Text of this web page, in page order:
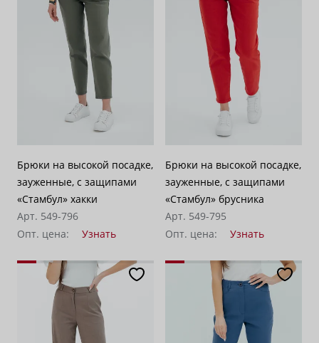
Брюки на высокой посадке,
зауженные, с защипами
«Стамбул» хакки
Арт. 549-796
Опт. цена:
Узнать
Брюки на высокой посадке,
зауженные, с защипами
«Стамбул» брусника
Арт. 549-795
Опт. цена:
Узнать